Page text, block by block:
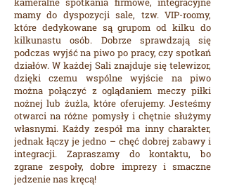
mamy do dyspozycji sale, tzw. VIP-roomy,
które dedykowane są grupom od kilku do
kilkunastu osób. Dobrze sprawdzają się
podczas wyjść na piwo po pracy, czy spotkań
działów. W każdej Sali znajduje się telewizor,
dzięki czemu wspólne wyjście na piwo
można połączyć z oglądaniem meczy piłki
nożnej lub żużla, które oferujemy. Jesteśmy
otwarci na różne pomysły i chętnie służymy
własnymi. Każdy zespół ma inny charakter,
jednak łączy je jedno – chęć dobrej zabawy i
integracji. Zapraszamy do kontaktu, bo
zgrane zespoły, dobre imprezy i smaczne
jedzenie nas kręcą!